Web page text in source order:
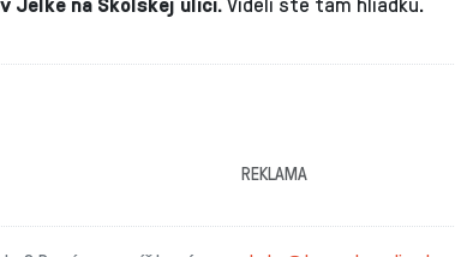
REKLAMA